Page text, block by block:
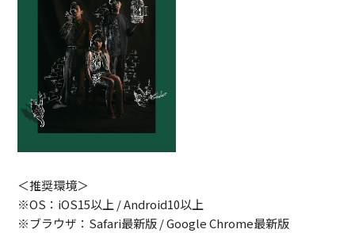
＜推奨環境＞
※OS：iOS15以上 / Android10以上
※ブラウザ：Safari最新版 / Google Chrome最新版